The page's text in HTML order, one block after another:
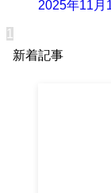
2025年11月
1
新着記事